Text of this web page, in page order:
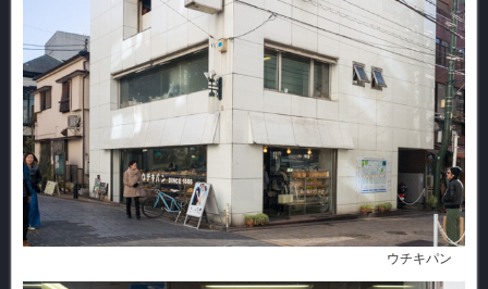
ウチキパン